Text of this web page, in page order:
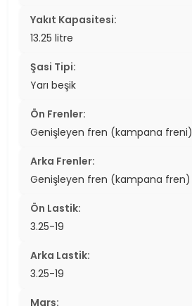
Yakıt Kapasitesi:
13.25 litre
Şasi Tipi:
Yarı beşik
Ön Frenler:
Genişleyen fren (kampana freni)
Arka Frenler:
Genişleyen fren (kampana fren)
Ön Lastik:
3.25-19
Arka Lastik:
3.25-19
Marş: